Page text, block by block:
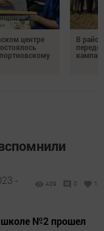
центре
В
-
439 0 1
школе №2 прошел